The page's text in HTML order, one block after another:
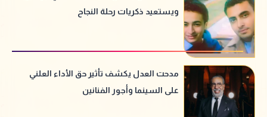
ويستعيد ذكريات رحلة النجاح
مدحت العدل يكشف تأثير حق الأداء العلني
على السينما وأجور الفنانين